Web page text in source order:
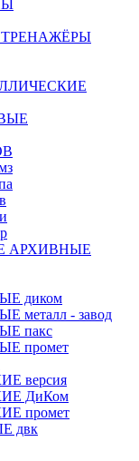
АРХИВНЫЕ
диком
- завод
пакс
промет
версия
ДиКом
промет
двк